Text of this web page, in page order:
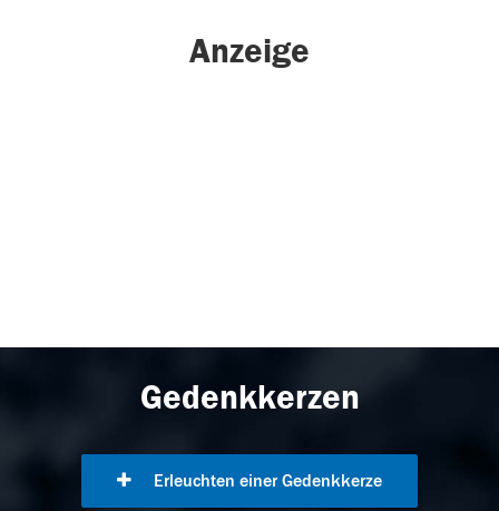
Anzeige
Gedenkkerzen
Erleuchten einer Gedenkkerze